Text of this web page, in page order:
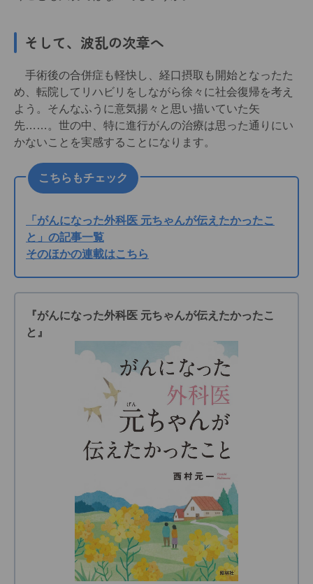
そして、波乱の次章へ
手術後の合併症も軽快し、経口摂取も開始となったた
め、転院してリハビリをしながら徐々に社会復帰を考え
よう。そんなふうに意気揚々と思い描いていた矢
先……。世の中、特に進行がんの治療は思った通りにい
かないことを実感することになります。
こちらもチェック
「がんになった外科医 元ちゃんが伝えたかったこ
と」の記事一覧
そのほかの連載はこちら
『がんになった外科医 元ちゃんが伝えたかったこ
と』